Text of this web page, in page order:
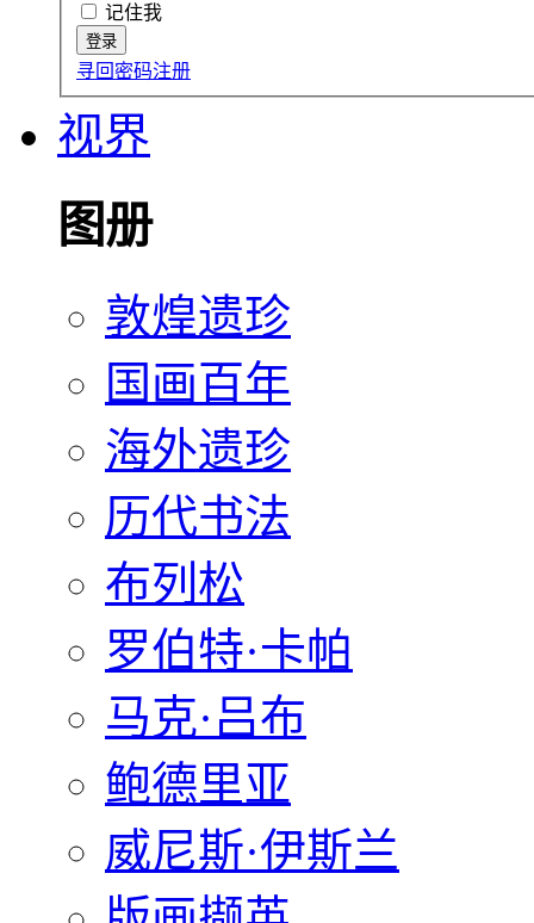
记住我
寻回密码注册
视界
图册
敦煌遗珍
国画百年
海外遗珍
历代书法
布列松
罗伯特·卡帕
马克·吕布
鲍德里亚
威尼斯·伊斯兰